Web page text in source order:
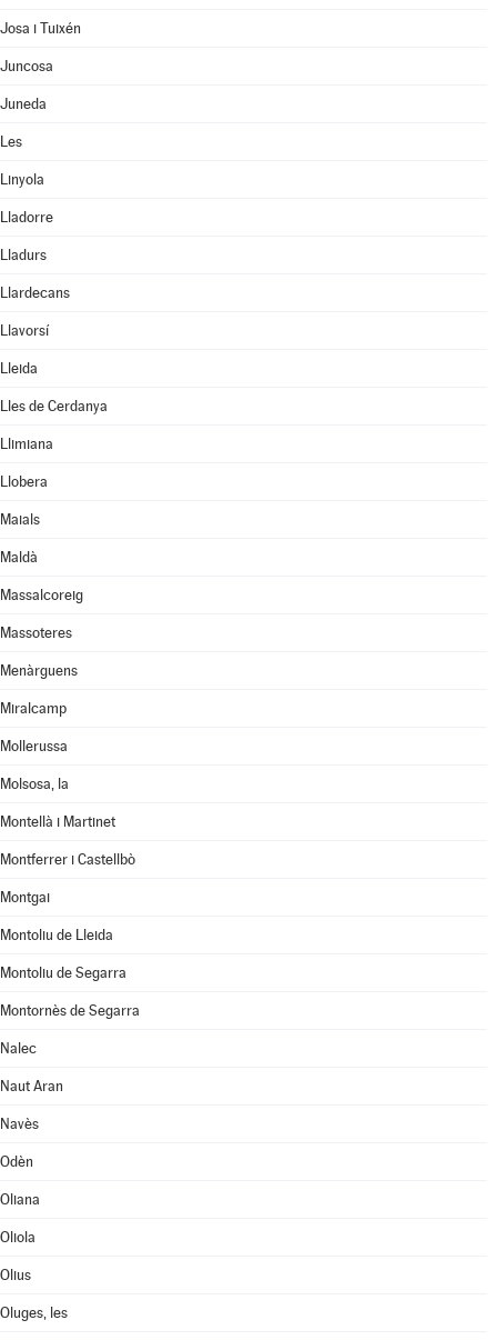
Josa i Tuixén
Juncosa
Juneda
Les
Linyola
Lladorre
Lladurs
Llardecans
Llavorsí
Lleida
Lles de Cerdanya
Llimiana
Llobera
Maials
Maldà
Massalcoreig
Massoteres
Menàrguens
Miralcamp
Mollerussa
Molsosa, la
Montellà i Martinet
Montferrer i Castellbò
Montgai
Montoliu de Lleida
Montoliu de Segarra
Montornès de Segarra
Nalec
Naut Aran
Navès
Odèn
Oliana
Oliola
Olius
Oluges, les